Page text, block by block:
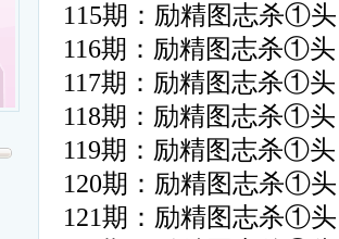
115期：励精图志杀①
116期：励精图志杀①
117期：励精图志杀①
118期：励精图志杀①
119期：励精图志杀①
120期：励精图志杀①
121期：励精图志杀①